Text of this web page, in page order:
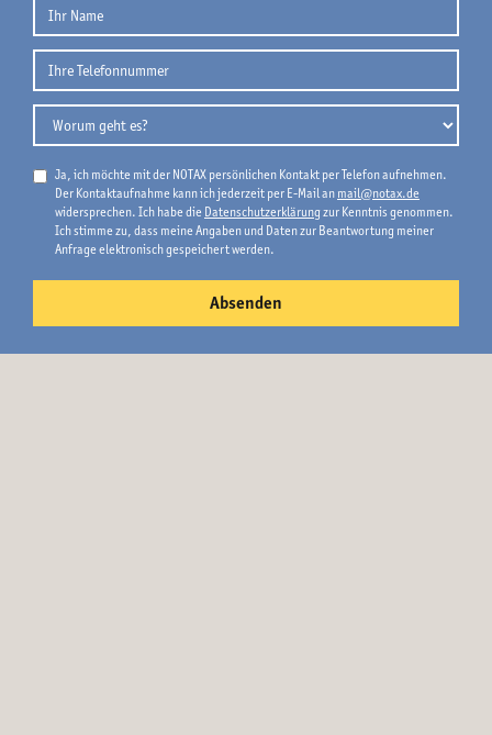
Ja, ich möchte mit der NOTAX persönlichen Kontakt per Telefon aufnehmen.
Der Kontaktaufnahme kann ich jederzeit per E-Mail an mail@notax.de
widersprechen. Ich habe die Datenschutzerklärungzur Kenntnis genommen.
Ich stimme zu, dass meine Angaben und Daten zur Beantwortung meiner
Anfrage elektronisch gespeichert werden.